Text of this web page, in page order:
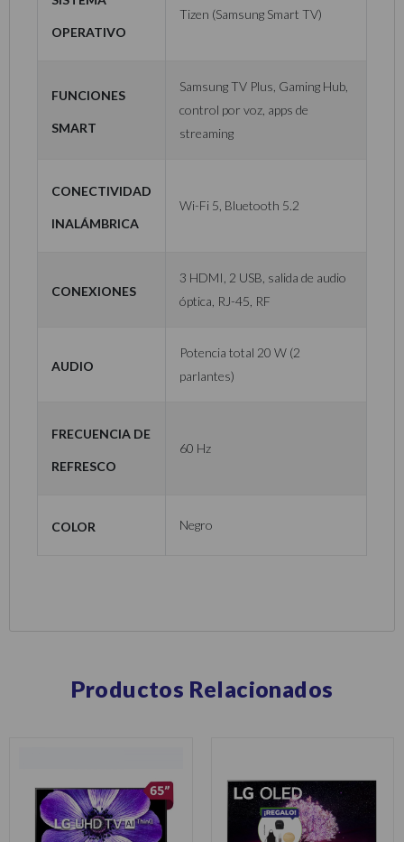
operativo
Tizen (Samsung Smart TV)
Funciones
Smart
Samsung TV Plus, Gaming Hub,
control por voz, apps de
streaming
Conectividad
inalámbrica
Wi-Fi 5, Bluetooth 5.2
Conexiones
3 HDMI, 2 USB, salida de audio
óptica, RJ-45, RF
Audio
Potencia total 20 W (2
parlantes)
Frecuencia de
refresco
60 Hz
Color Negro
Productos Relacionados